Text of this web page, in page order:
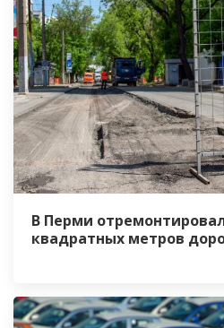
В Перми
квадратных метров